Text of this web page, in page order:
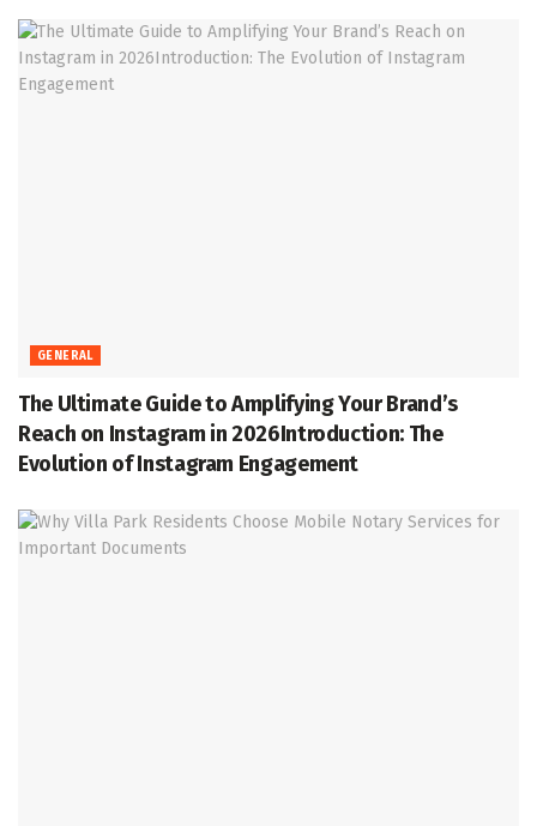
GENERAL
The Ultimate Guide to Amplifying Your Brand’s
Reach on Instagram in 2026Introduction: The
Evolution of Instagram Engagement